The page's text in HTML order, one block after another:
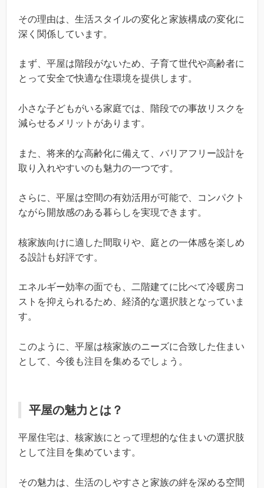
その理由は、生活スタイルの変化と家族構成の変化に
深く関係しています。
まず、平屋は階段がないため、子育て世代や高齢者に
とって安全で快適な住環境を提供します。
小さな子どもがいる家庭では、階段での事故リスクを
減らせるメリットがあります。
また、将来的な高齢化に備えて、バリアフリー設計を
取り入れやすいのも魅力の一つです。
さらに、平屋は空間の有効活用が可能で、コンパクト
ながら開放感のある暮らしを実現できます。
核家族向けに適した間取りや、庭との一体感を楽しめ
る設計も好評です。
エネルギー効率の面でも、二階建てに比べて冷暖房コ
ストを抑えられるため、経済的な選択肢となっていま
す。
このように、平屋は核家族のニーズに合致した住まい
として、今後も注目を集めるでしょう。
平屋の魅力とは？
平屋住宅は、核家族にとって理想的な住まいの選択肢
として注目を集めています。
その魅力は、生活のしやすさと家族の絆を深める空間